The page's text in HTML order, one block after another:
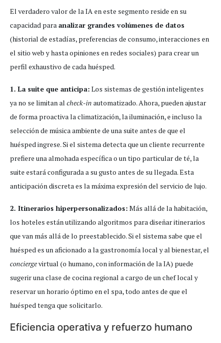
El verdadero valor de la IA en este segmento reside en su
capacidad para analizar grandes volúmenes de datos
(historial de estadías, preferencias de consumo, interacciones en
el sitio web y hasta opiniones en redes sociales) para crear un
perfil exhaustivo de cada huésped.
1. La suite que anticipa: Los sistemas de gestión inteligentes
ya no se limitan al check-in automatizado. Ahora, pueden ajustar
de forma proactiva la climatización, la iluminación, e incluso la
selección de música ambiente de una suite antes de que el
huésped ingrese. Si el sistema detecta que un cliente recurrente
prefiere una almohada específica o un tipo particular de té, la
suite estará configurada a su gusto antes de su llegada. Esta
anticipación discreta es la máxima expresión del servicio de lujo.
2. Itinerarios hiperpersonalizados: Más allá de la habitación,
los hoteles están utilizando algoritmos para diseñar itinerarios
que van más allá de lo preestablecido. Si el sistema sabe que el
huésped es un aficionado a la gastronomía local y al bienestar, el
conciergevirtual (o humano, con información de la IA) puede
sugerir una clase de cocina regional a cargo de un chef local y
reservar un horario óptimo en el spa, todo antes de que el
huésped tenga que solicitarlo.
Eficiencia operativa y refuerzo humano